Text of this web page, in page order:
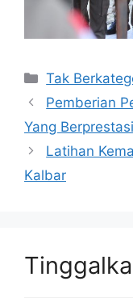
Kategori
Tak
Pemberian
Yang Berprestasi
Latihan
Kalbar